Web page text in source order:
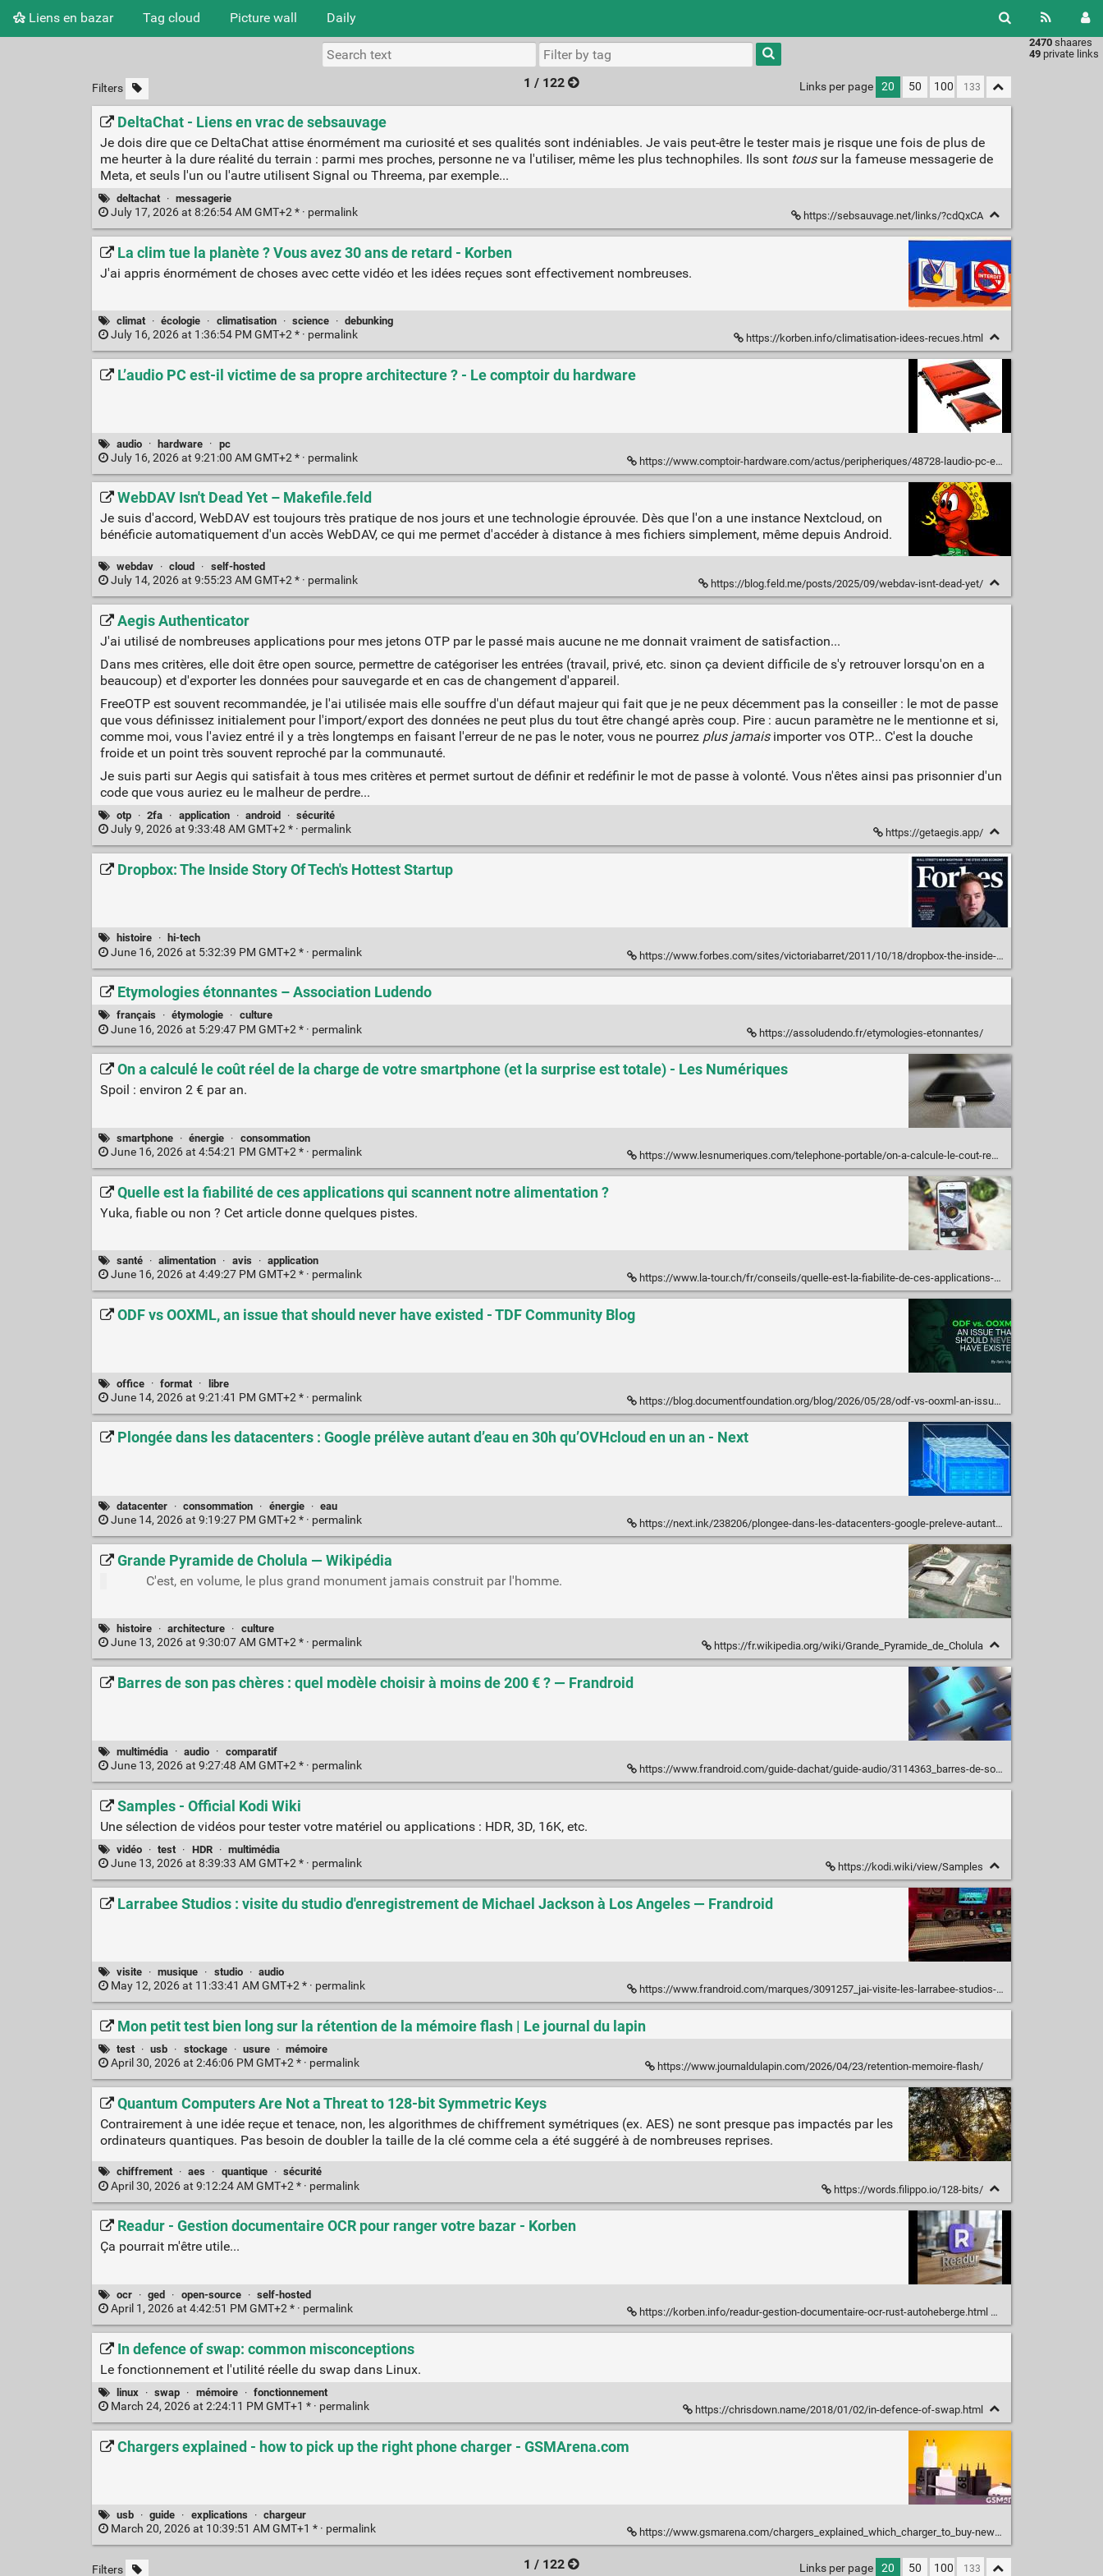
Liens en bazar Tag cloud Picture wall Daily
2470 shaares
49 private links
Filters 1 / 122 Links per page 20 50 100
DeltaChat - Liens en vrac de sebsauvage
Je dois dire que ce DeltaChat attise énormément ma curiosité et ses qualités sont indéniables. Je vais peut-être le tester mais je risque une fois de plus de
me heurter à la dure réalité du terrain : parmi mes proches, personne ne va l'utiliser, même les plus technophiles. Ils sont toussur la fameuse messagerie de
Meta, et seuls l'un ou l'autre utilisent Signal ou Threema, par exemple...
deltachat · messagerie
July 17, 2026 at 8:26:54 AM GMT+2 * · permalink https://sebsauvage.net/links/?cdQxCA
La clim tue la planète ? Vous avez 30 ans de retard - Korben
J'ai appris énormément de choses avec cette vidéo et les idées reçues sont effectivement nombreuses.
climat · écologie · climatisation · science · debunking
July 16, 2026 at 1:36:54 PM GMT+2 * · permalink https://korben.info/climatisation-idees-recues.html
L’audio PC est-il victime de sa propre architecture ? - Le comptoir du hardware
audio · hardware · pc
July 16, 2026 at 9:21:00 AM GMT+2 * · permalink https://www.comptoir-hardware.com/actus/peripheriques/48728-laudio-pc-est-il-victime-de-sa-propre-architecture-.html
WebDAV Isn't Dead Yet – Makefile.feld
Je suis d'accord, WebDAV est toujours très pratique de nos jours et une technologie éprouvée. Dès que l'on a une instance Nextcloud, on
bénéficie automatiquement d'un accès WebDAV, ce qui me permet d'accéder à distance à mes fichiers simplement, même depuis Android.
webdav · cloud · self-hosted
July 14, 2026 at 9:55:23 AM GMT+2 * · permalink https://blog.feld.me/posts/2025/09/webdav-isnt-dead-yet/
Aegis Authenticator
J'ai utilisé de nombreuses applications pour mes jetons OTP par le passé mais aucune ne me donnait vraiment de satisfaction...
Dans mes critères, elle doit être open source, permettre de catégoriser les entrées (travail, privé, etc. sinon ça devient difficile de s'y retrouver lorsqu'on en a
beaucoup) et d'exporter les données pour sauvegarde et en cas de changement d'appareil.
FreeOTP est souvent recommandée, je l'ai utilisée mais elle souffre d'un défaut majeur qui fait que je ne peux décemment pas la conseiller : le mot de passe
que vous définissez initialement pour l'import/export des données ne peut plus du tout être changé après coup. Pire : aucun paramètre ne le mentionne et si,
comme moi, vous l'aviez entré il y a très longtemps en faisant l'erreur de ne pas le noter, vous ne pourrez plus jamaisimporter vos OTP... C'est la douche
froide et un point très souvent reproché par la communauté.
Je suis parti sur Aegis qui satisfait à tous mes critères et permet surtout de définir et redéfinir le mot de passe à volonté. Vous n'êtes ainsi pas prisonnier d'un
code que vous auriez eu le malheur de perdre...
otp · 2fa · application · android · sécurité
July 9, 2026 at 9:33:48 AM GMT+2 * · permalink https://getaegis.app/
Dropbox: The Inside Story Of Tech's Hottest Startup
histoire · hi-tech
June 16, 2026 at 5:32:39 PM GMT+2 * · permalink https://www.forbes.com/sites/victoriabarret/2011/10/18/dropbox-the-inside-story-of-techs-hottest-startup/?sh=2a3171ac6437
Etymologies étonnantes – Association Ludendo
français · étymologie · culture
June 16, 2026 at 5:29:47 PM GMT+2 * · permalink https://assoludendo.fr/etymologies-etonnantes/
On a calculé le coût réel de la charge de votre smartphone (et la surprise est totale) - Les Numériques
Spoil : environ 2 € par an.
smartphone · énergie · consommation
June 16, 2026 at 4:54:21 PM GMT+2 * · permalink https://www.lesnumeriques.com/telephone-portable/on-a-calcule-le-cout-reel-de-la-charge-de-votre-smartphone-et-la-surprise-est-totale-n236828.html
Quelle est la fiabilité de ces applications qui scannent notre alimentation ?
Yuka, fiable ou non ? Cet article donne quelques pistes.
santé · alimentation · avis · application
June 16, 2026 at 4:49:27 PM GMT+2 * · permalink https://www.la-tour.ch/fr/conseils/quelle-est-la-fiabilite-de-ces-applications-qui-scannent-notre-alimentation
ODF vs OOXML, an issue that should never have existed - TDF Community Blog
office · format · libre
June 14, 2026 at 9:21:41 PM GMT+2 * · permalink https://blog.documentfoundation.org/blog/2026/05/28/odf-vs-ooxml-an-issue-that-should-never-have-existed/
Plongée dans les datacenters : Google prélève autant d’eau en 30h qu’OVHcloud en un an - Next
datacenter · consommation · énergie · eau
June 14, 2026 at 9:19:27 PM GMT+2 * · permalink https://next.ink/238206/plongee-dans-les-datacenters-google-preleve-autant-deau-en-30h-quovhcloud-en-un-an/
Grande Pyramide de Cholula — Wikipédia
C'est, en volume, le plus grand monument jamais construit par l'homme.
histoire · architecture · culture
June 13, 2026 at 9:30:07 AM GMT+2 * · permalink https://fr.wikipedia.org/wiki/Grande_Pyramide_de_Cholula
Barres de son pas chères : quel modèle choisir à moins de 200 € ? — Frandroid
multimédia · audio · comparatif
June 13, 2026 at 9:27:48 AM GMT+2 * · permalink https://www.frandroid.com/guide-dachat/guide-audio/3114363_barres-de-son-pas-cheres-quel-modele-choisir-a-moins-de-200-e
Samples - Official Kodi Wiki
Une sélection de vidéos pour tester votre matériel ou applications : HDR, 3D, 16K, etc.
vidéo · test · HDR · multimédia
June 13, 2026 at 8:39:33 AM GMT+2 * · permalink https://kodi.wiki/view/Samples
Larrabee Studios : visite du studio d'enregistrement de Michael Jackson à Los Angeles — Frandroid
visite · musique · studio · audio
May 12, 2026 at 11:33:41 AM GMT+2 * · permalink https://www.frandroid.com/marques/3091257_jai-visite-les-larrabee-studios-la-ou-michael-jackson-a-enregistre-dangerous
Mon petit test bien long sur la rétention de la mémoire flash | Le journal du lapin
test · usb · stockage · usure · mémoire
April 30, 2026 at 2:46:06 PM GMT+2 * · permalink https://www.journaldulapin.com/2026/04/23/retention-memoire-flash/
Quantum Computers Are Not a Threat to 128-bit Symmetric Keys
Contrairement à une idée reçue et tenace, non, les algorithmes de chiffrement symétriques (ex. AES) ne sont presque pas impactés par les
ordinateurs quantiques. Pas besoin de doubler la taille de la clé comme cela a été suggéré à de nombreuses reprises.
chiffrement · aes · quantique · sécurité
April 30, 2026 at 9:12:24 AM GMT+2 * · permalink https://words.filippo.io/128-bits/
Readur - Gestion documentaire OCR pour ranger votre bazar - Korben
Ça pourrait m'être utile...
ocr · ged · open-source · self-hosted
April 1, 2026 at 4:42:51 PM GMT+2 * · permalink https://korben.info/readur-gestion-documentaire-ocr-rust-autoheberge.html
In defence of swap: common misconceptions
Le fonctionnement et l'utilité réelle du swap dans Linux.
linux · swap · mémoire · fonctionnement
March 24, 2026 at 2:24:11 PM GMT+1 * · permalink https://chrisdown.name/2018/01/02/in-defence-of-swap.html
Chargers explained - how to pick up the right phone charger - GSMArena.com
usb · guide · explications · chargeur
March 20, 2026 at 10:39:51 AM GMT+1 * · permalink https://www.gsmarena.com/chargers_explained_which_charger_to_buy-news-70477.php
Filters 1 / 122 Links per page 20 50 100